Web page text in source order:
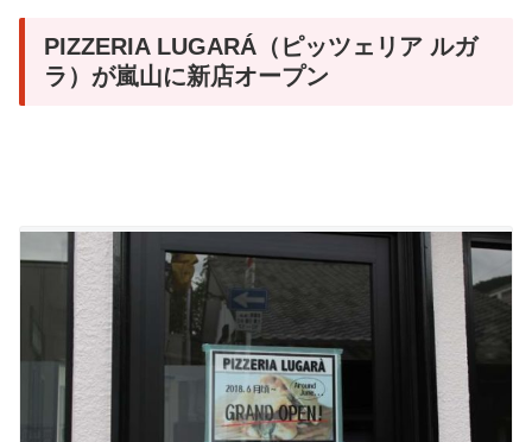
PIZZERIA LUGARÁ（ピッツェリア ルガ
ラ）が嵐山に新店オープン